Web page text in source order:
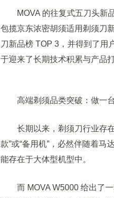
MOVA 的往复式五刀头新品
包揽京东浓密胡须适用剃须刀
刀新品榜 TOP 3，并得到了用
于迎来了长期技术积累与产品
高端剃须品类突破：做一台
长期以来，剃须刀行业存在
款”或“备用机”，必然伴随着
能存在于大体型机型中。
而 MOVA W5000 给出了一